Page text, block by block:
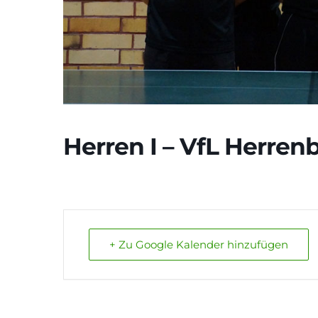
Herren I – VfL
+ Zu Google Kalender hinzufügen